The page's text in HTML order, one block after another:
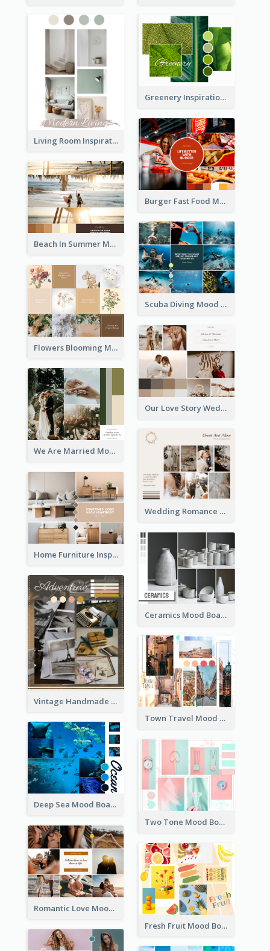
Living Room Inspiration Mood Board
Greenery Inspiration Mood Board
Burger Fast Food Mood Board
Beach In Summer Mood Board
Scuba Diving Mood Board
Flowers Blooming Mood Board
Our Love Story Wedding Mood Board
We Are Married Mood Board
Wedding Romance Mood Board
Home Furniture Inspiration Mood Board
Ceramics Mood Board
Vintage Handmade Mood Board
Town Travel Mood Board
Deep Sea Mood Board
Two Tone Mood Board
Romantic Love Mood Board
Fresh Fruit Mood Board